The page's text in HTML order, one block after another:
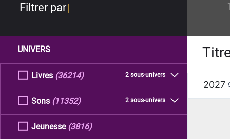
Filtrer par
UNIVERS
Livres 2 sous-univers
(36214)
Sons 2 sous-univers
(11352)
Jeunesse (3816)
2027